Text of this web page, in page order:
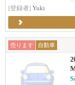
[登録者] Yuki
売ります 自動車